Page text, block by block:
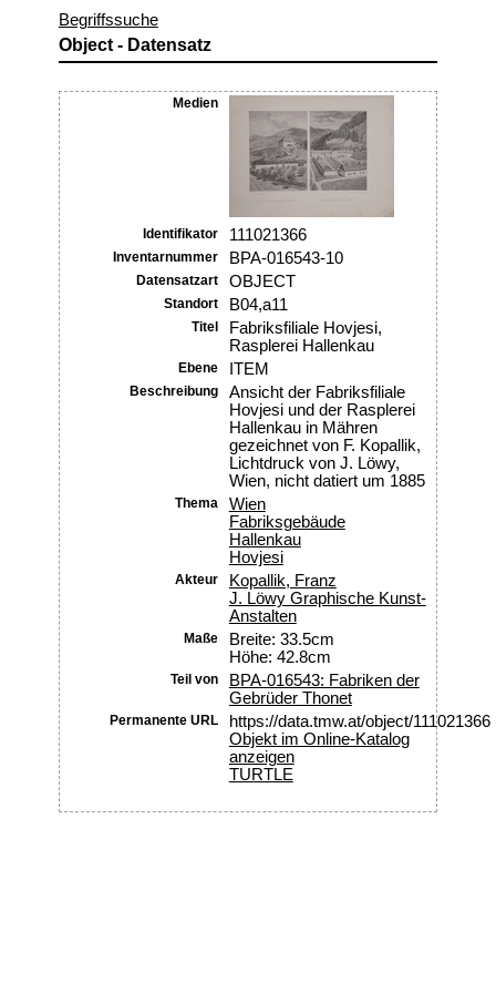
Begriffssuche
Object - Datensatz
Medien
Identifikator 111021366
Inventarnummer BPA-016543-10
Datensatzart OBJECT
Standort B04,a11
Titel
Fabriksfiliale Hovjesi,
Rasplerei Hallenkau
Ebene ITEM
Beschreibung
Ansicht der Fabriksfiliale
Hovjesi und der Rasplerei
Hallenkau in Mähren
gezeichnet von F. Kopallik,
Lichtdruck von J. Löwy,
Wien, nicht datiert um 1885
Thema
Wien
Fabriksgebäude
Hallenkau
Hovjesi
Akteur
Kopallik, Franz
J. Löwy Graphische Kunst-
Anstalten
Maße
Breite: 33.5cm
Höhe: 42.8cm
Teil von
BPA-016543: Fabriken der
Gebrüder Thonet
Permanente URL
https://data.tmw.at/object/111021366
Objekt im Online-Katalog
anzeigen
TURTLE